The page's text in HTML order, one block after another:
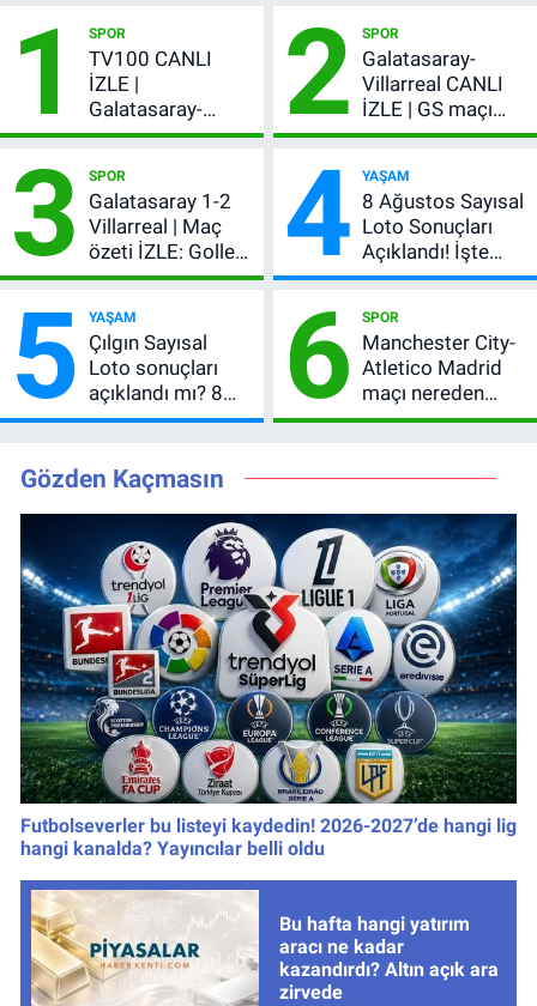
1 SPOR
TV100 CANLI
İZLE |
Galatasaray-
Villarreal maçı
şifresiz canlı yayın
2 SPOR
Galatasaray-
Villarreal CANLI
İZLE | GS maçı
hangi kanalda,
3 SPOR
Galatasaray 1-2
Villarreal | Maç
özeti İZLE: Goller
peş peşe geldi,
kırmızı kart gördü!
4 YAŞAM
8 Ağustos Sayısal
Loto Sonuçları
Açıklandı! İşte
Kazandıran 6
5 YAŞAM
Çılgın Sayısal
Loto sonuçları
açıklandı mı? 8
Ağustos 2026
numaralar
6 SPOR
Manchester City-
Atletico Madrid
maçı nereden
izlenir?
Gözden Kaçmasın
Futbolseverler bu listeyi kaydedin! 2026-2027’de hangi lig
hangi kanalda? Yayıncılar belli oldu
Bu hafta hangi yatırım
aracı ne kadar
kazandırdı? Altın açık ara
zirvede